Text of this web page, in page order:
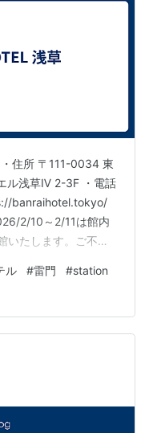
住所 〒111-0034 東
ル浅草Ⅳ 2-3F ・電話
banraihotel.tokyo/
2/10～2/11は館内
いたします。ご不便
草は、東京の歴史的
すめホテルです。
、観光名所を存分に
、家族…
ル #雷門 #station